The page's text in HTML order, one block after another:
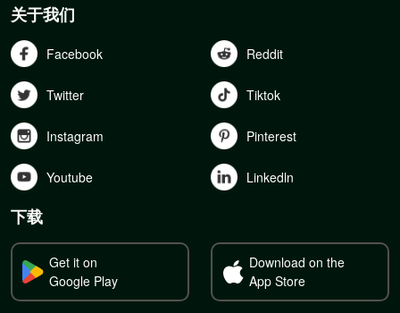
关于我们
Facebook Reddit
Twitter Tiktok
Instagram Pinterest
Youtube Linkedln
下载
Get it on
Google Play
Download on the
App Store